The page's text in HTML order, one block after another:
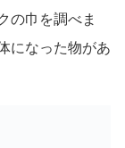
の巾を調べま
になった物があ